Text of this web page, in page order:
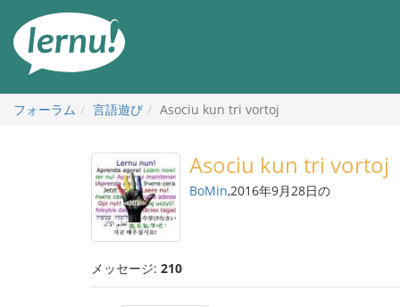
フォーラム 言語遊び Asociu kun tri vortoj
Asociu kun tri vortoj
BoMin,2016年9月28日の
メッセージ: 210